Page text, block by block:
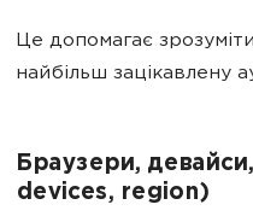
Це допомагає
найбільш зацікавлену
Браузери,
devices, region)